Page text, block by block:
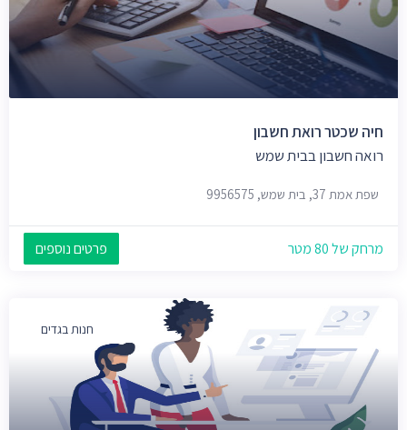
חיה שכטר רואת חשבון
רואה חשבון בבית שמש
שפת אמת 37, בית שמש, 9956575
מרחק של 80 מטר פרטים נוספים
חנות בגדים